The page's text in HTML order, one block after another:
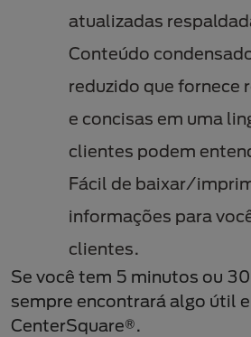
atualizadas
Conteúdo
reduzido que fornece
e concisas em uma
clientes podem
Fácil de baixar/
informações para
clientes.
Se você tem 5 minutos ou
sempre encontrará algo útil
CenterSquare®.